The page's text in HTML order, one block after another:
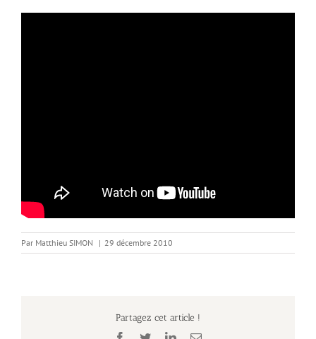
Par Matthieu SIMON | 29 décembre 2010
Partagez cet article !